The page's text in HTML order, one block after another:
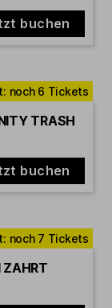
buchen
TRASH
buchen